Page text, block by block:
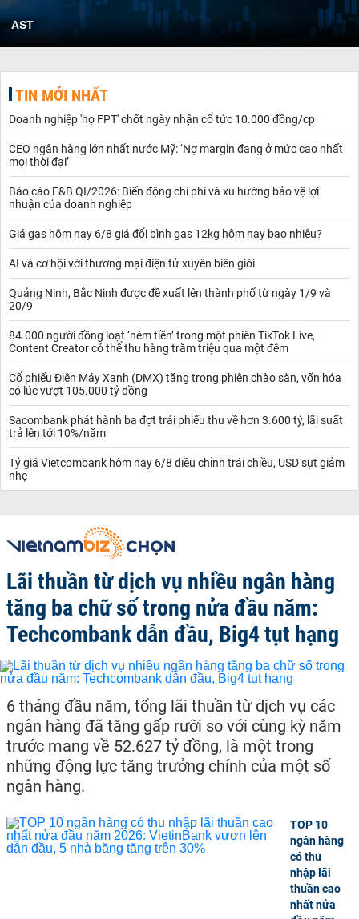
AST
TIN MỚI NHẤT
Doanh nghiệp 'họ FPT' chốt ngày nhận cổ tức 10.000 đồng/cp
CEO ngân hàng lớn nhất nước Mỹ: ‘Nợ margin đang ở mức cao nhất
mọi thời đại’
Báo cáo F&B QI/2026: Biến động chi phí và xu hướng bảo vệ lợi
nhuận của doanh nghiệp
Giá gas hôm nay 6/8 giá đổi bình gas 12kg hôm nay bao nhiêu?
AI và cơ hội với thương mại điện tử xuyên biên giới
Quảng Ninh, Bắc Ninh được đề xuất lên thành phố từ ngày 1/9 và
20/9
84.000 người đồng loạt ‘ném tiền’ trong một phiên TikTok Live,
Content Creator có thể thu hàng trăm triệu qua một đêm
Cổ phiếu Điện Máy Xanh (DMX) tăng trong phiên chào sàn, vốn hóa
có lúc vượt 105.000 tỷ đồng
Sacombank phát hành ba đợt trái phiếu thu về hơn 3.600 tỷ, lãi suất
trả lên tới 10%/năm
Tỷ giá Vietcombank hôm nay 6/8 điều chỉnh trái chiều, USD sụt giảm
nhẹ
Lãi thuần từ dịch vụ nhiều ngân hàng
tăng ba chữ số trong nửa đầu năm:
Techcombank dẫn đầu, Big4 tụt hạng
6 tháng đầu năm, tổng lãi thuần từ dịch vụ các
ngân hàng đã tăng gấp rưỡi so với cùng kỳ năm
trước mang về 52.627 tỷ đồng, là một trong
những động lực tăng trưởng chính của một số
ngân hàng.
TOP 10
ngân hàng
có thu
nhập lãi
thuần cao
nhất nửa